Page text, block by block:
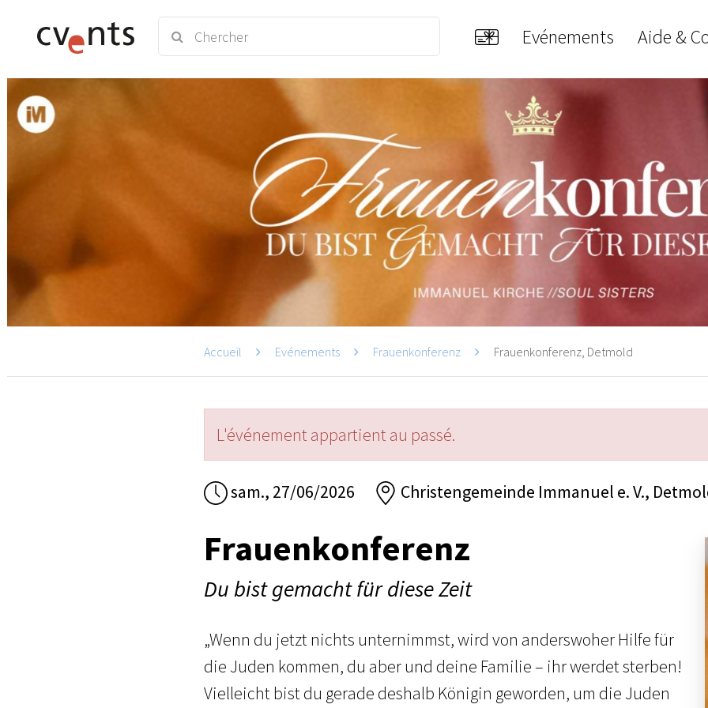
Evénements Aide &
Accueil Evénements Frauenkonferenz Frauenkonferenz, Detmold
L'événement appartient au passé.
sam., 27/06/2026 Christengemeinde Immanuel e. V.,
Frauenkonferenz
Du bist gemacht für diese Zeit
„Wenn du jetzt nichts unternimmst, wird von anderswoher Hilfe für
die Juden kommen, du aber und deine Familie – ihr werdet sterben!
Vielleicht bist du gerade deshalb Königin geworden, um die Juden